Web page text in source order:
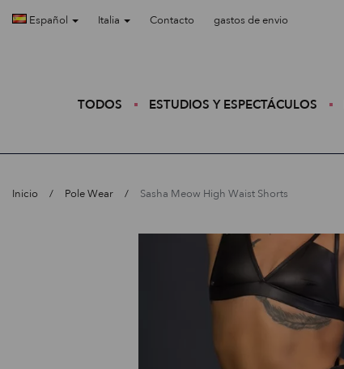
Español Italia Contacto gastos de envio
TODOS ESTUDIOS Y ESPECTÁCULOS
Inicio Pole Wear Sasha Meow High Waist Shorts